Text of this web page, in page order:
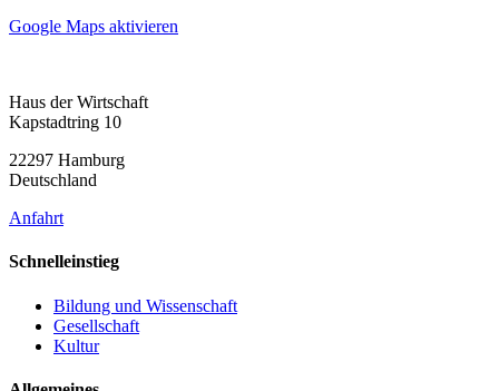
Google Maps aktivieren
Haus der Wirtschaft
Kapstadtring 10
22297 Hamburg
Deutschland
Anfahrt
Schnelleinstieg
Bildung und Wissenschaft
Gesellschaft
Kultur